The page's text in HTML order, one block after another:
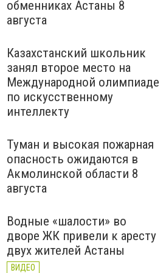
обменниках Астаны 8
августа
Казахстанский школьник
занял второе место на
Международной олимпиаде
по искусственному
интеллекту
Туман и высокая пожарная
опасность ожидаются в
Акмолинской области 8
августа
Водные «шалости» во
дворе ЖК привели к аресту
двух жителей Астаны
ВИДЕО